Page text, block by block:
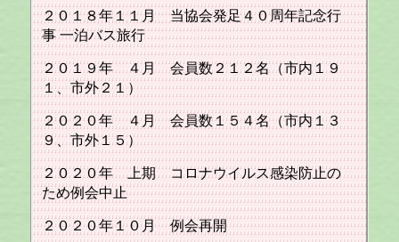
２０１８年１１月 当協会発足４０周年記念行
事 一泊バス旅行
２０１９年 ４月 会員数２１２名（市内１９
１、市外２１）
２０２０年 ４月 会員数１５４名（市内１３
９、市外１５）
２０２０年 上期 コロナウイルス感染防止の
ため例会中止
２０２０年１０月 例会再開